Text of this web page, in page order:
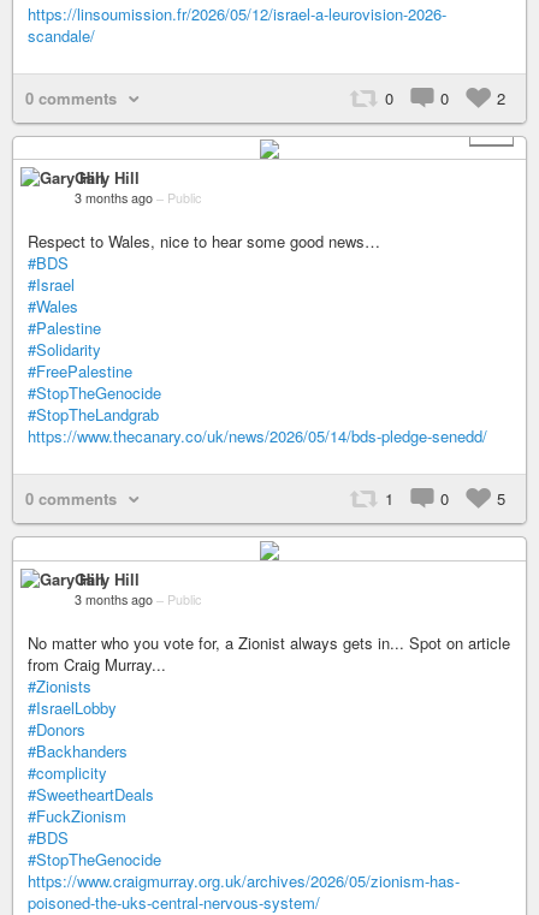
https://linsoumission.fr/2026/05/12/israel-a-leurovision-2026-
scandale/
0 comments 0 0
2
+ 1
Gary Hill
3 months ago – Public
Respect to Wales, nice to hear some good news…
#BDS
#Israel
#Wales
#Palestine
#Solidarity
#FreePalestine
#StopTheGenocide
#StopTheLandgrab
https://www.thecanary.co/uk/news/2026/05/14/bds-pledge-senedd/
0 comments 1 0 5
Gary Hill
3 months ago – Public
No matter who you vote for, a Zionist always gets in... Spot on article
from Craig Murray...
#Zionists
#IsraelLobby
#Donors
#Backhanders
#complicity
#SweetheartDeals
#FuckZionism
#BDS
#StopTheGenocide
https://www.craigmurray.org.uk/archives/2026/05/zionism-has-
poisoned-the-uks-central-nervous-system/